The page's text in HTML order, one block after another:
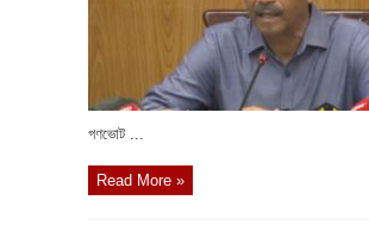
গণভোট ...
Read More »